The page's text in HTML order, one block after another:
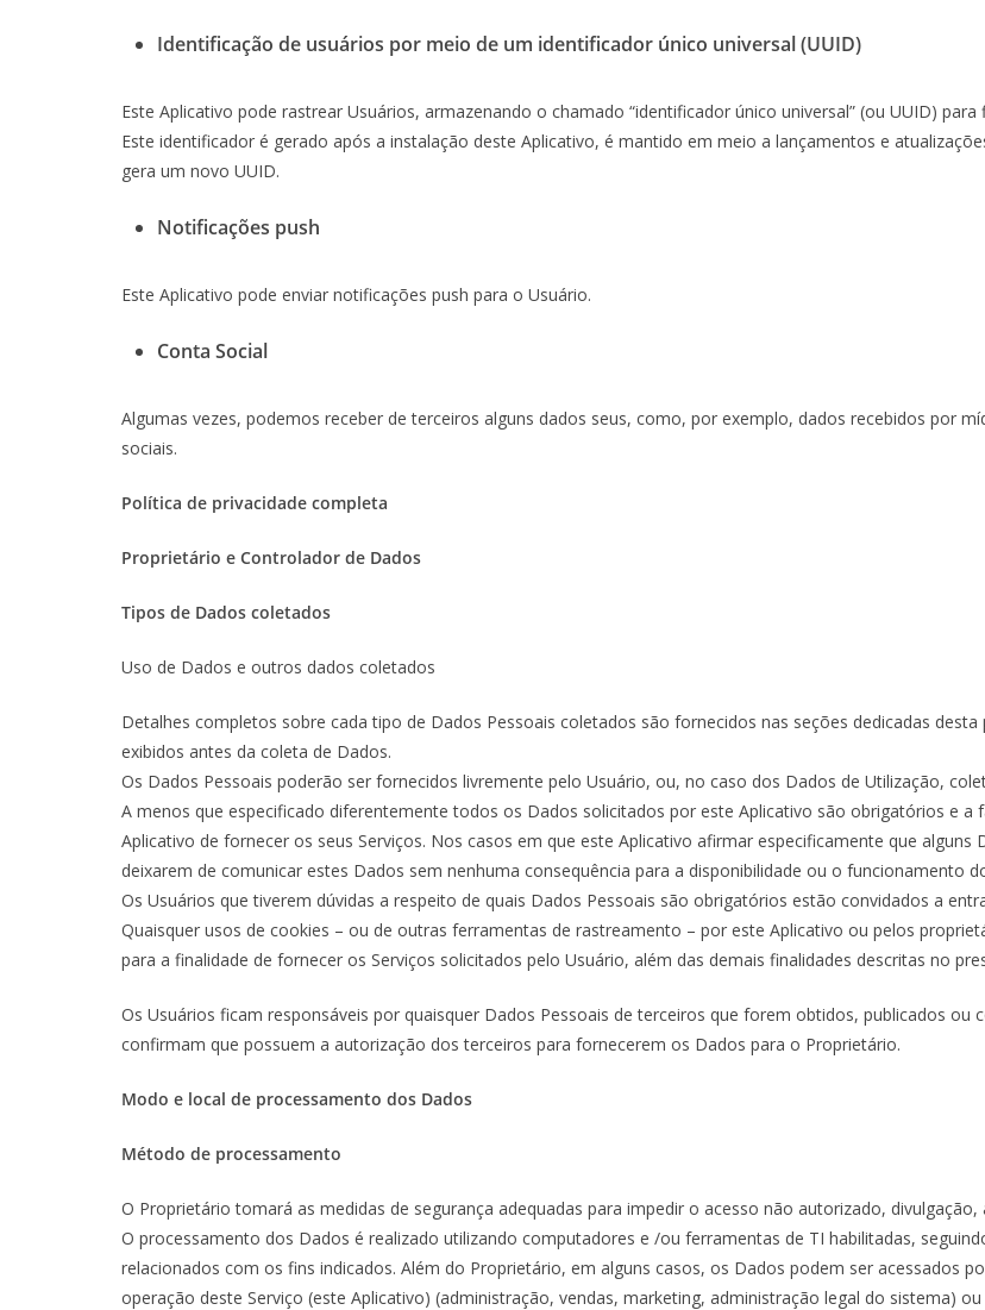
Identificação de usuários por meio de um identificador único universal (UUID)
Este Aplicativo pode rastrear Usuários, armazenando o chamado “identificador único universal” (ou UUID)
Este identificador é gerado após a instalação deste Aplicativo, é mantido em meio a lançamentos e
gera um novo UUID.
Notificações push
Este Aplicativo pode enviar notificações push para o Usuário.
Conta Social
Algumas vezes, podemos receber de terceiros alguns dados seus, como, por exemplo, dados recebidos por
sociais.
Política de privacidade completa
Proprietário e Controlador de Dados
Tipos de Dados coletados
Uso de Dados e outros dados coletados
Detalhes completos sobre cada tipo de Dados Pessoais coletados são fornecidos nas seções dedicadas
exibidos antes da coleta de Dados.
Os Dados Pessoais poderão ser fornecidos livremente pelo Usuário, ou, no caso dos Dados de Utilização,
A menos que especificado diferentemente todos os Dados solicitados por este Aplicativo são obrigatórios e
Aplicativo de fornecer os seus Serviços. Nos casos em que este Aplicativo afirmar especificamente que
deixarem de comunicar estes Dados sem nenhuma consequência para a disponibilidade ou o funcionamento
Os Usuários que tiverem dúvidas a respeito de quais Dados Pessoais são obrigatórios estão convidados a
Quaisquer usos de cookies – ou de outras ferramentas de rastreamento – por este Aplicativo ou pelos
para a finalidade de fornecer os Serviços solicitados pelo Usuário, além das demais finalidades descritas no
Os Usuários ficam responsáveis por quaisquer Dados Pessoais de terceiros que forem obtidos, publicados ou
confirmam que possuem a autorização dos terceiros para fornecerem os Dados para o Proprietário.
Modo e local de processamento dos Dados
Método de processamento
O Proprietário tomará as medidas de segurança adequadas para impedir o acesso não autorizado,
O processamento dos Dados é realizado utilizando computadores e /ou ferramentas de TI habilitadas,
relacionados com os fins indicados. Além do Proprietário, em alguns casos, os Dados podem ser acessados
operação deste Serviço (este Aplicativo) (administração, vendas, marketing, administração legal do sistema)